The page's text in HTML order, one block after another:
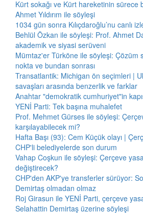
Kürt sokağı ve Kürt hareketinin sürece
Ahmet Yıldırım ile söyleşi
1034 gün sonra Kılıçdaroğlu’nu canlı
Behlül Özkan ile söyleşi: Prof. Ahmet
akademik ve siyasi serüveni
Mümtaz'er Türköne ile söyleşi: Çözüm
nokta ve bundan sonrası
Transatlantik: Michigan ön seçimleri |
savaşları arasında benzerlik ve farklar
Anahtar "demokratik cumhuriyet"in
YENİ Parti: Tek başına muhalefet
Prof. Mehmet Gürses ile söyleşi:
karşılayabilecek mi?
Hafta Başı (93): Cem Küçük olayı |
CHP'li belediyelerde son durum
Vahap Coşkun ile söyleşi: Çerçeve
değiştirecek?
CHP'den AKP'ye transferler sürüyor:
Demirtaş olmadan olmaz
Roj Girasun ile YENİ Parti, çerçeve
Selahattin Demirtaş üzerine söyleşi